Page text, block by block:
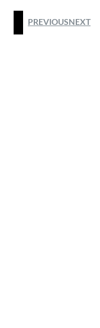
PREVIOUSNEXT